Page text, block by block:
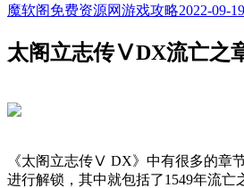
魔软阁免费资源网游戏攻略2022-09-19
太阁立志传ⅤDX流亡之
《太阁立志传Ⅴ DX》中有很多的章
进行解锁，其中就包括了1549年流亡